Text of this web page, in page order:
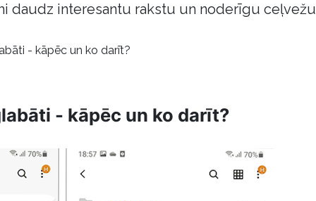
daudz interesantu rakstu un noderīgu ceļvežu
- kāpēc un ko darīt?
- kāpēc un ko darīt?